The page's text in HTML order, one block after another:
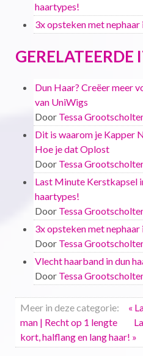
haartypes!
3x opsteken met nephaar
GERELATEERDE
Dun Haar? Creëer meer
van UniWigs
Door Tessa
Dit is waarom je Kapper
Hoe je dat Oplost
Door Tessa
Last Minute Kerstkapsel
haartypes!
Door Tessa
3x opsteken met nephaar
Door Tessa
Vlecht haarband in dun
Door Tessa
Meer in deze categorie:
«
man | Recht op 1 lengte
kort, halflang en lang haar! »